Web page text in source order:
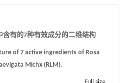
含有的7种有效成分的二维结构
of 7 active ingredients of Rosa
Michx (RLM).